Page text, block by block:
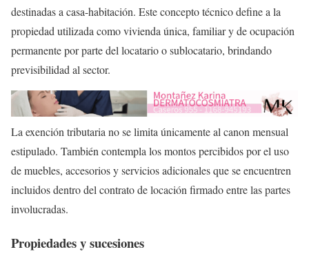
destinadas a casa-habitación. Este concepto técnico define a la
propiedad utilizada como vivienda única, familiar y de ocupación
permanente por parte del locatario o sublocatario, brindando
previsibilidad al sector.
La exención tributaria no se limita únicamente al canon mensual
estipulado. También contempla los montos percibidos por el uso
de muebles, accesorios y servicios adicionales que se encuentren
incluidos dentro del contrato de locación firmado entre las partes
involucradas.
Propiedades y sucesiones